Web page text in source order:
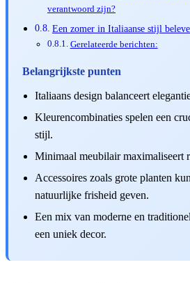
verantwoord zijn?
Een zomer in Italiaanse stijl
Gerelateerde berichten:
Belangrijkste punten
Italiaans design balanceert
Kleurencombinaties spelen een
stijl.
Minimaal meubilair maximaliseert
Accessoires zoals grote planten
natuurlijke frisheid geven.
Een mix van moderne en
een uniek decor.